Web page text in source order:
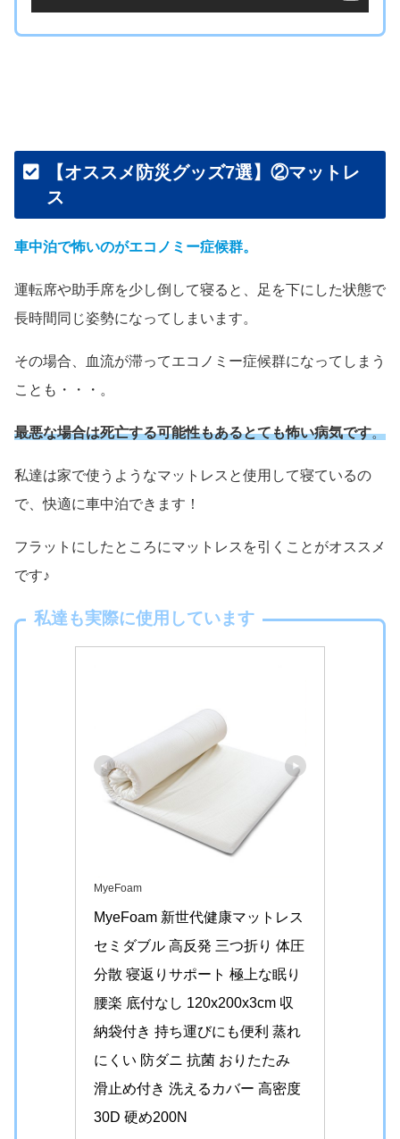
【オススメ防災グッズ7選】②マットレ
ス
車中泊で怖いのがエコノミー症候群。
運転席や助手席を少し倒して寝ると、足を下にした状態で
長時間同じ姿勢になってしまいます。
その場合、血流が滞ってエコノミー症候群になってしまう
ことも・・・。
最悪な場合は死亡する可能性もあるとても怖い病気です。
私達は家で使うようなマットレスと使用して寝ているの
で、快適に車中泊できます！
フラットにしたところにマットレスを引くことがオススメ
です♪
私達も実際に使用しています
MyeFoam
MyeFoam 新世代健康マットレス
セミダブル 高反発 三つ折り 体圧
分散 寝返りサポート 極上な眠り
腰楽 底付なし 120x200x3cm 収
納袋付き 持ち運びにも便利 蒸れ
にくい 防ダニ 抗菌 おりたたみ
滑止め付き 洗えるカバー 高密度
30D 硬め200N